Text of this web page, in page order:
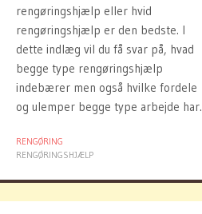
rengøringshjælp eller hvid
rengøringshjælp er den bedste. I
dette indlæg vil du få svar på, hvad
begge type rengøringshjælp
indebærer men også hvilke fordele
og ulemper begge type arbejde har.
RENGØRING
RENGØRINGSHJÆLP